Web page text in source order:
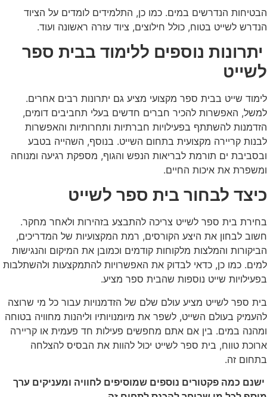
הבטיחות הנדרשים במים. כמו כן, התלמידים לומדים על הציוד
הנדרש לשייט בטוח, כולל חילוצים, ציוד עזרה ראשונה ועוד.
יתרונות נוספים ללימוד בבית ספר
לשייט
לימוד שייט בבית ספר מקצועי מציע גם יתרונות רבים אחרים.
למשל, האפשרות להכיר חברים חדשים בעלי תחביבים דומים,
הזדמנות להשתתף בפעילויות חברתיות ותחרותיות והאפשרות
לבנות קריירה מקצועית בתחום השייט. בנוסף, השהייה בטבע
ובסביבת ים תורמת לבריאות הנפש והגוף, מספקת רגיעה ומנוחה
ומשפרת את איכות החיים.
כיצד לבחור בית ספר לשייט
בחירת בית ספר לשייט צריכה להתבצע בזהירות ולאחר מחקר.
חשוב לבחון את היצע הקורסים, רמת המקצועיות של המדריכים,
הביקורות והמלצות מלקוחות קודמים וכמובן את המיקום והנגישות
למים. כמו כן, כדאי לבדוק את האפשרויות להתמקצעות ולהשתלבות
בפעילויות שייט נוספות שהבית ספר מציע.
בית ספר לשייט מציע עולם שלם של הזדמנויות עבור כל מי שרוצה
להעמיק בעולם השייט, לשפר את מיומנויותיו וליהנות מחוויה בטוחה
ומהנה במים. בין אם אתם מחפשים פעילות חד פעמית או קריירה
ארוכת טווח, בית ספר לשייט יכול להוות את הבסיס להצלחה
בתחום זה.
ישנם כמה פקטורים נוספים שמוסיפים לחוויה ומעניקים ערך